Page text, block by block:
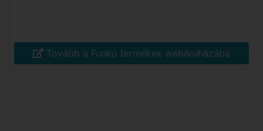
Tovább a Funko termékek webáruházába